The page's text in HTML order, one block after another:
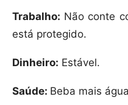
Trabalho: Não conte
está protegido.
Dinheiro: Estável.
Saúde: Beba mais